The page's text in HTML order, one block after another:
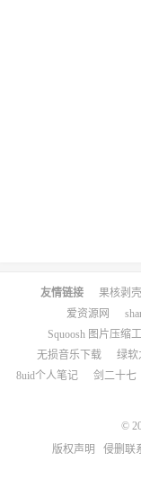
友情链接 果核剥壳
爱资源网
Squoosh 图片压缩
无损音乐下载
绿软
8uid个人笔记
剑二十七
©
版权声明
侵删联